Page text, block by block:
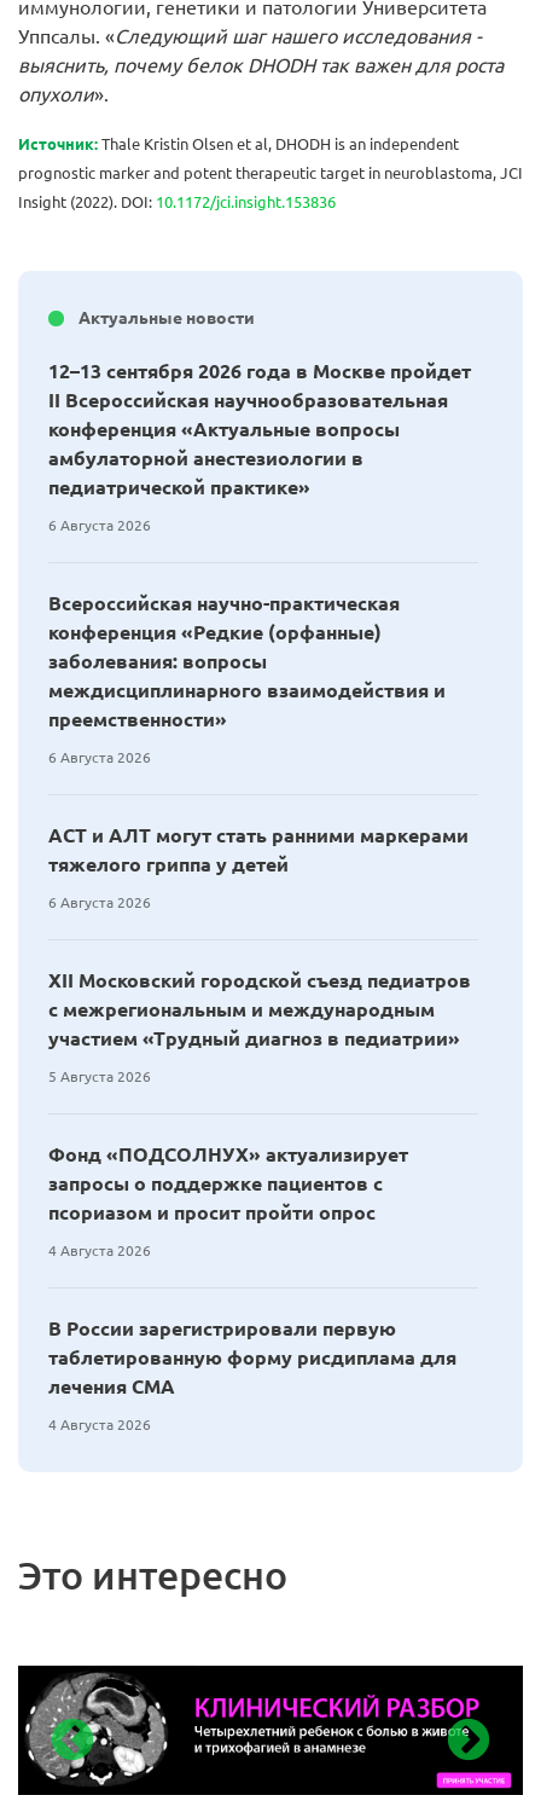
иммунологии, генетики и патологии Университета
Уппсалы. «Следующий шаг нашего исследования -
выяснить, почему белок DHODH так важен для роста
опухоли».
Источник: Thale Kristin Olsen et al, DHODH is an independent
prognostic marker and potent therapeutic target in neuroblastoma, JCI
Insight (2022). DOI: 10.1172/jci.insight.153836
Актуальные новости
12–13 сентября 2026 года в Москве пройдет
II Всероссийская научнообразовательная
конференция «Актуальные вопросы
амбулаторной анестезиологии в
педиатрической практике»
6 Августа 2026
Всероссийская научно-практическая
конференция «Редкие (орфанные)
заболевания: вопросы
междисциплинарного взаимодействия и
преемственности»
6 Августа 2026
АСТ и АЛТ могут стать ранними маркерами
тяжелого гриппа у детей
6 Августа 2026
XII Московский городской съезд педиатров
с межрегиональным и международным
участием «Трудный диагноз в педиатрии»
5 Августа 2026
Фонд «ПОДСОЛНУХ» актуализирует
запросы о поддержке пациентов с
псориазом и просит пройти опрос
4 Августа 2026
В России зарегистрировали первую
таблетированную форму рисдиплама для
лечения СМА
4 Августа 2026
Это интересно